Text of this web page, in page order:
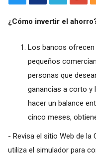
¿Cómo invertir el
Los bancos ofrecen
pequeños
personas que
ganancias a corto y
hacer un balance
cinco meses,
- Revisa el sitio Web de la
utiliza el simulador para